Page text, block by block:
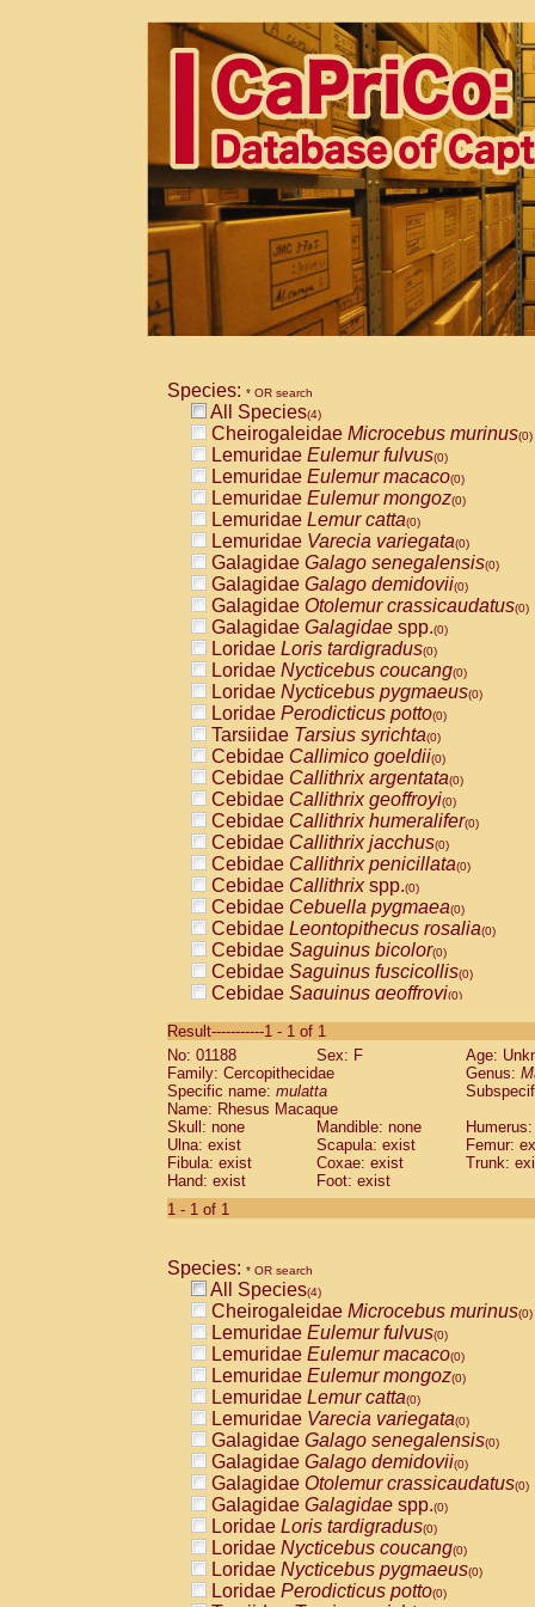
Species: * OR search
All Species(4)
Cheirogaleidae Microcebus murinus(0)
Lemuridae Eulemur fulvus(0)
Lemuridae Eulemur macaco(0)
Lemuridae Eulemur mongoz(0)
Lemuridae Lemur catta(0)
Lemuridae Varecia variegata(0)
Galagidae Galago senegalensis(0)
Galagidae Galago demidovii(0)
Galagidae Otolemur crassicaudatus(0)
Galagidae Galagidae spp.(0)
Loridae Loris tardigradus(0)
Loridae Nycticebus coucang(0)
Loridae Nycticebus pygmaeus(0)
Loridae Perodicticus potto(0)
Tarsiidae Tarsius syrichta(0)
Cebidae Callimico goeldii(0)
Cebidae Callithrix argentata(0)
Cebidae Callithrix geoffroyi(0)
Cebidae Callithrix humeralifer(0)
Cebidae Callithrix jacchus(0)
Cebidae Callithrix penicillata(0)
Cebidae Callithrixspp.(0)
Cebidae Cebuella pygmaea(0)
Cebidae Leontopithecus rosalia(0)
Cebidae Saguinus bicolor(0)
Cebidae Saguinus fuscicollis(0)
Cebidae Saguinus geoffroyi(0)
CebidaeSaguinus labiatus(0)
Cebidae Saguinus leucopus (0)
CebidaeSaguinus midas
CebidaeSaguinus mystax
Cebidae Saguinus nigricollis (1)
Cebidae Saguinus oedipus
Cebidae Saguinus weddelli
Cebidae Saguinusspp.
Cebidae
CebidaeCebus capucinus
CebidaeCebus nigrivittatus
CebidaeCebus spp.(0)
CebidaeSaimiri boliviensis(0)
CebidaeSaimiri sciureus(0)
AtelidaeAlouatta caraya(0)
AtelidaeAlouatta fusca(0)
AtelidaeAlouatta seniculus(0)
AtelidaeAlouattaspp.(0)
AtelidaeAteles belzebuth(0)
AtelidaeAteles geoffroyi(0)
AtelidaeAteles paniscus(0)
AtelidaeAtelesspp.(0)
AtelidaeLagothrix lagothricha(0)
AtelidaeLagothrix lagothricha cana
PitheciidaeCacajao calvus
Result-----------1 - 1 of 1
No: 01188
Sex: F
Age:
Family: Cercopithecidae
Genus:
Specific name: mulatta
Name: Rhesus Macaque
Skull: none
Mandible: none
Ulna: exist
Scapula: exist
Femur:
Fibula: exist
Coxae: exist
Trunk:
Hand: exist
Foot: exist
1 - 1 of 1
Species: * OR search
All Species(4)
Cheirogaleidae Microcebus murinus(0)
Lemuridae Eulemur fulvus(0)
Lemuridae Eulemur macaco(0)
Lemuridae Eulemur mongoz(0)
Lemuridae Lemur catta(0)
Lemuridae Varecia variegata(0)
Galagidae Galago senegalensis(0)
Galagidae Galago demidovii(0)
Galagidae Otolemur crassicaudatus(0)
Galagidae Galagidae spp.(0)
Loridae Loris tardigradus(0)
Loridae Nycticebus coucang(0)
Loridae Nycticebus pygmaeus(0)
Loridae Perodicticus potto(0)